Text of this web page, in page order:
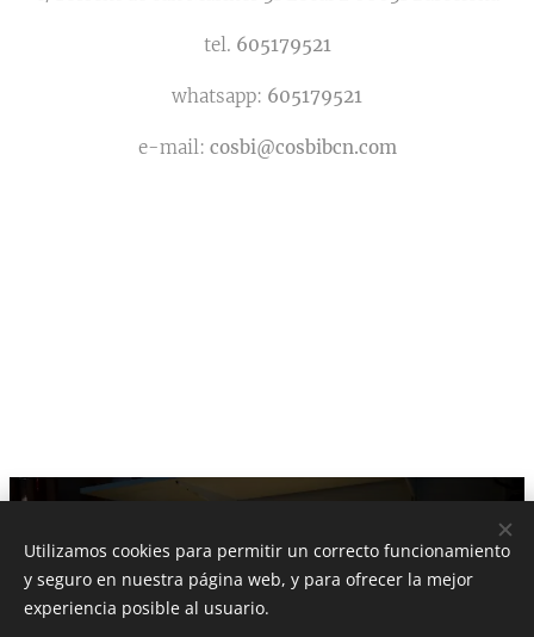
tel. 605179521
whatsapp: 605179521
e-mail: cosbi@cosbibcn.com
Todos los derechos reservados2018
Creado conWebnode Cookies
Utilizamos cookies para permitir un correcto funcionamiento
y seguro en nuestra página web, y para ofrecer la mejor
experiencia posible al usuario.